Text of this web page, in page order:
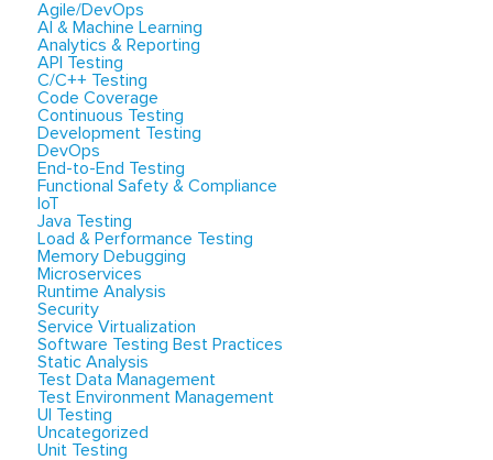
Agile/DevOps
AI & Machine Learning
Analytics & Reporting
API Testing
C/C++ Testing
Code Coverage
Continuous Testing
Development Testing
DevOps
End-to-End Testing
Functional Safety & Compliance
IoT
Java Testing
Load & Performance Testing
Memory Debugging
Microservices
Runtime Analysis
Security
Service Virtualization
Software Testing Best Practices
Static Analysis
Test Data Management
Test Environment Management
UI Testing
Uncategorized
Unit Testing